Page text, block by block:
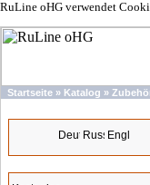
RuLine oHG verwendet
Startseite » Katalog »